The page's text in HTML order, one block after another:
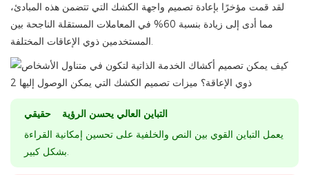
لقد قمت مؤخرًا بإعادة تصميم واجهة الكشك التي تتضمن هذه المبادئ،
مما أدى إلى زيادة بنسبة 60% في المعاملات المستقلة الناجحة بين
المستخدمين ذوي الإعاقات المختلفة.
التباين العالي يحسن الرؤية حقيقي
يعمل التباين القوي بين النص والخلفية على تحسين إمكانية القراءة
بشكل كبير.